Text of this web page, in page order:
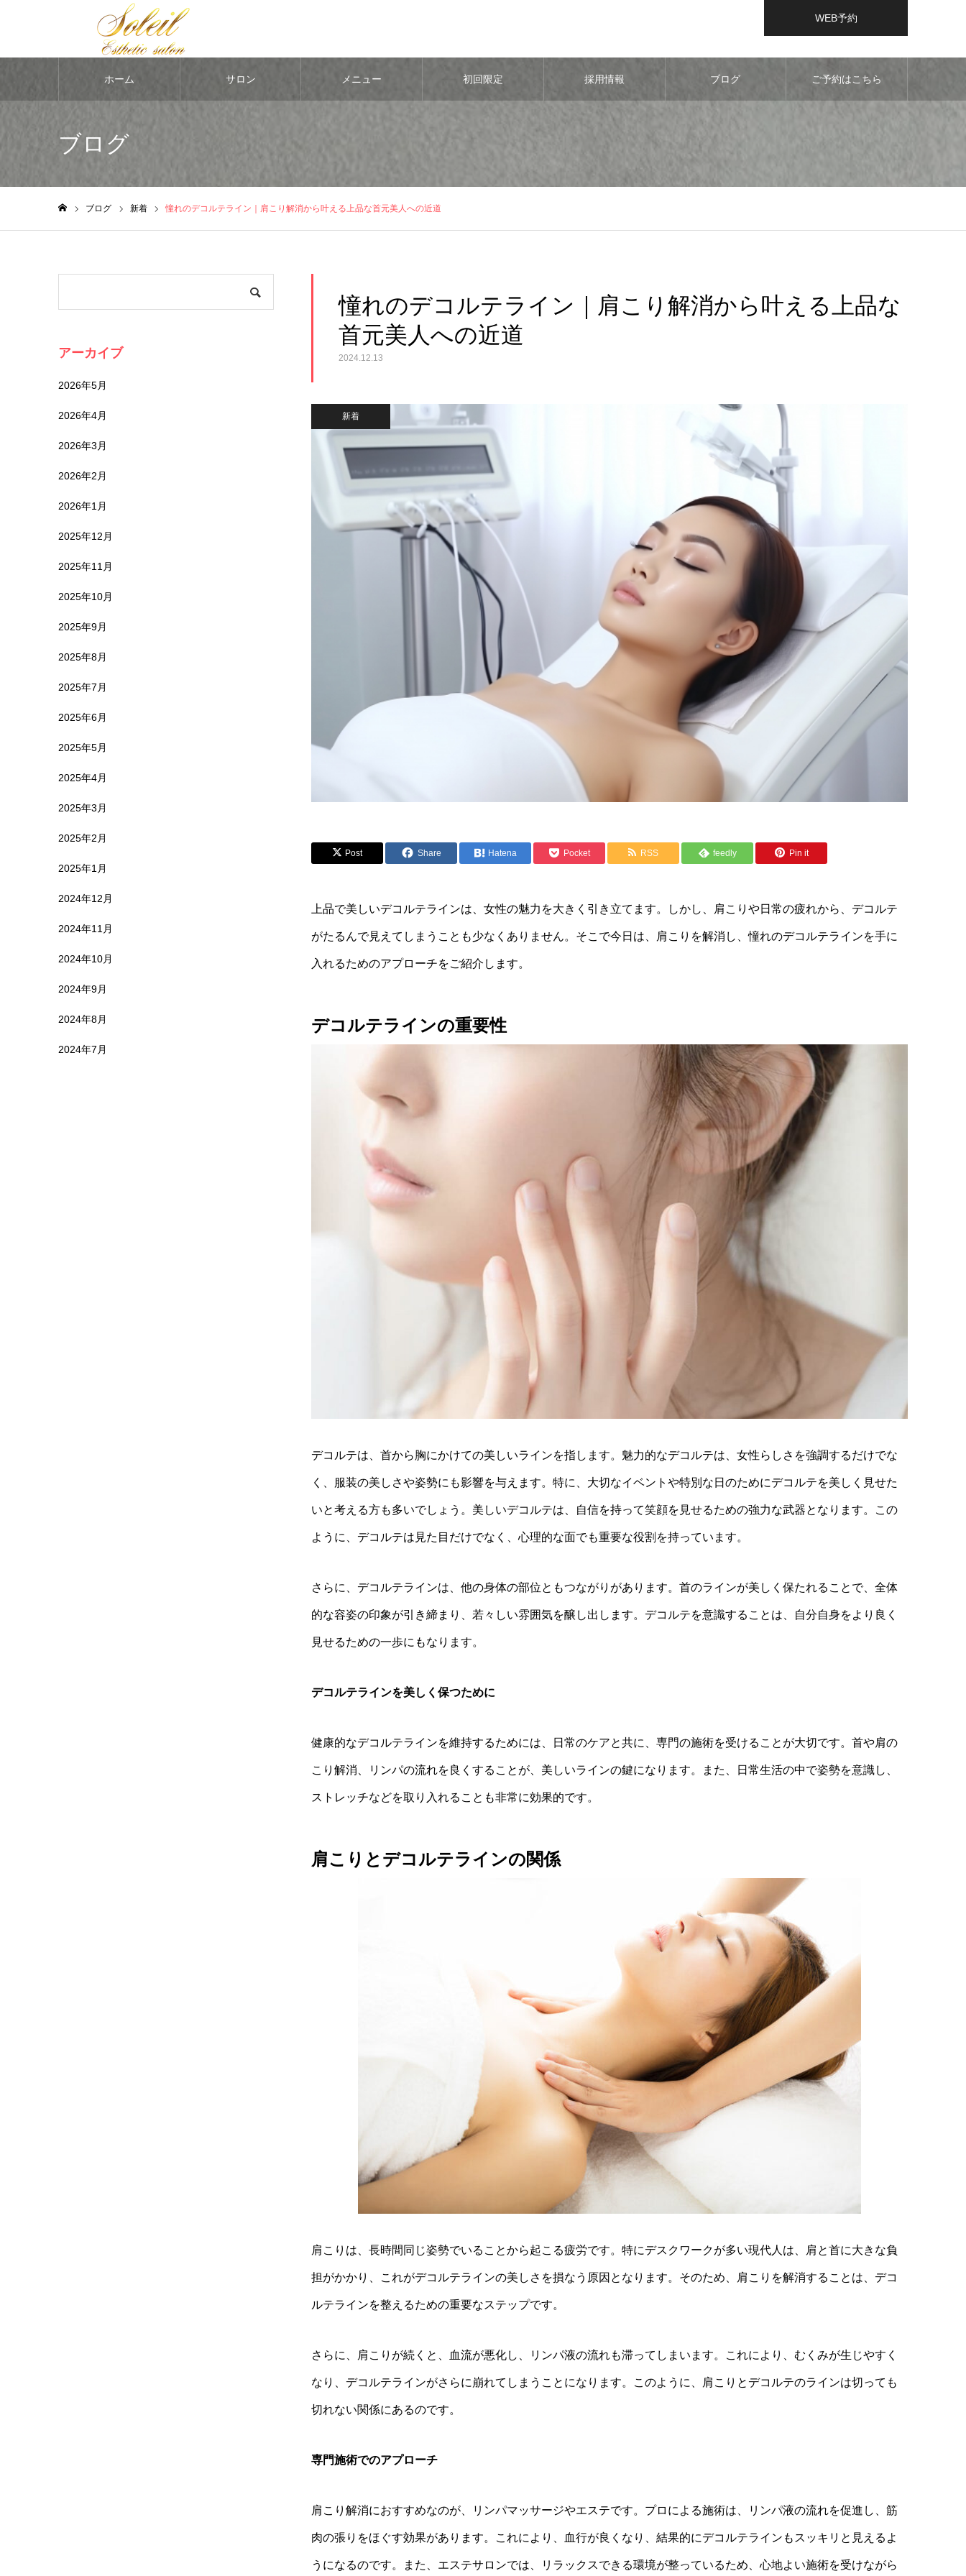
WEB予約
ホーム サロン メニュー 初回限定 採用情報 ブログ ご予約はこちら
ブログ
ブログ 新着 憧れのデコルテライン｜肩こり解消から叶える上品な首元美人への近道
憧れのデコルテライン｜肩こり解消から叶える上品な
首元美人への近道
2024.12.13
新着
Post Share Hatena Pocket RSS feedly Pin it
上品で美しいデコルテラインは、女性の魅力を大きく引き立てます。しかし、肩こりや日常の疲れから、デコルテ
がたるんで見えてしまうことも少なくありません。そこで今日は、肩こりを解消し、憧れのデコルテラインを手に
入れるためのアプローチをご紹介します。
デコルテラインの重要性
デコルテは、首から胸にかけての美しいラインを指します。魅力的なデコルテは、女性らしさを強調するだけでな
く、服装の美しさや姿勢にも影響を与えます。特に、大切なイベントや特別な日のためにデコルテを美しく見せた
いと考える方も多いでしょう。美しいデコルテは、自信を持って笑顔を見せるための強力な武器となります。この
ように、デコルテは見た目だけでなく、心理的な面でも重要な役割を持っています。
さらに、デコルテラインは、他の身体の部位ともつながりがあります。首のラインが美しく保たれることで、全体
的な容姿の印象が引き締まり、若々しい雰囲気を醸し出します。デコルテを意識することは、自分自身をより良く
見せるための一歩にもなります。
デコルテラインを美しく保つために
健康的なデコルテラインを維持するためには、日常のケアと共に、専門の施術を受けることが大切です。首や肩の
こり解消、リンパの流れを良くすることが、美しいラインの鍵になります。また、日常生活の中で姿勢を意識し、
ストレッチなどを取り入れることも非常に効果的です。
肩こりとデコルテラインの関係
肩こりは、長時間同じ姿勢でいることから起こる疲労です。特にデスクワークが多い現代人は、肩と首に大きな負
担がかかり、これがデコルテラインの美しさを損なう原因となります。そのため、肩こりを解消することは、デコ
ルテラインを整えるための重要なステップです。
さらに、肩こりが続くと、血流が悪化し、リンパ液の流れも滞ってしまいます。これにより、むくみが生じやすく
なり、デコルテラインがさらに崩れてしまうことになります。このように、肩こりとデコルテのラインは切っても
切れない関係にあるのです。
専門施術でのアプローチ
肩こり解消におすすめなのが、リンパマッサージやエステです。プロによる施術は、リンパ液の流れを促進し、筋
肉の張りをほぐす効果があります。これにより、血行が良くなり、結果的にデコルテラインもスッキリと見えるよ
うになるのです。また、エステサロンでは、リラックスできる環境が整っているため、心地よい施術を受けながら
アーカイブ
2026年5月
2026年4月
2026年3月
2026年2月
2026年1月
2025年12月
2025年11月
2025年10月
2025年9月
2025年8月
2025年7月
2025年6月
2025年5月
2025年4月
2025年3月
2025年2月
2025年1月
2024年12月
2024年11月
2024年10月
2024年9月
2024年8月
2024年7月